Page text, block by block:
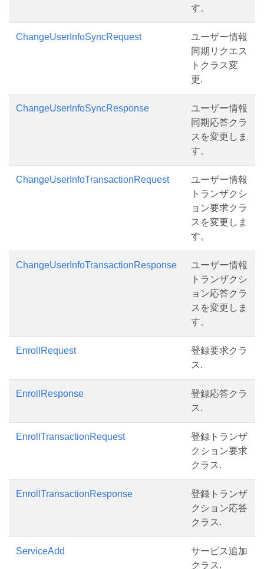
す。
ChangeUserInfoSyncRequest
ユーザー情報
同期リクエス
トクラス変
更.
ChangeUserInfoSyncResponse
ユーザー情報
同期応答クラ
スを変更しま
す。
ChangeUserInfoTransactionRequest
ユーザー情報
トランザクシ
ョン要求クラ
スを変更しま
す。
ChangeUserInfoTransactionResponse
ユーザー情報
トランザクシ
ョン応答クラ
スを変更しま
す。
EnrollRequest
登録要求クラ
ス.
EnrollResponse
登録応答クラ
ス.
EnrollTransactionRequest
登録トランザ
クション要求
クラス.
EnrollTransactionResponse
登録トランザ
クション応答
クラス.
ServiceAdd
サービス追加
クラス.